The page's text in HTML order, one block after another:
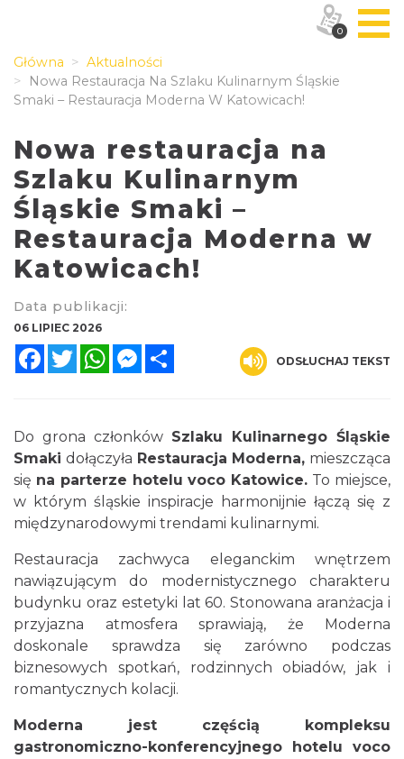
Główna
Aktualności
Nowa Restauracja Na Szlaku Kulinarnym Śląskie
Smaki – Restauracja Moderna W Katowicach!
Nowa restauracja na
Szlaku Kulinarnym
Śląskie Smaki –
Restauracja Moderna w
Katowicach!
Data publikacji:
06 LIPIEC 2026
FacebookTwitterWhatsAppMessenger
ODSŁUCHAJ TEKST
Do grona członkówSzlaku Kulinarnego Śląskie
Smaki dołączyła Restauracja Moderna, mieszcząca
się na parterze hotelu voco Katowice. To miejsce,
w którym śląskie inspiracje harmonijnie łączą się z
międzynarodowymi trendami kulinarnymi.
Restauracja zachwyca eleganckim wnętrzem
nawiązującym do modernistycznego charakteru
budynku oraz estetyki lat 60. Stonowana aranżacja i
przyjazna atmosfera sprawiają, że Moderna
doskonale sprawdza się zarówno podczas
biznesowych spotkań, rodzinnych obiadów, jak i
romantycznych kolacji.
Moderna jest częścią kompleksu
gastronomiczno-konferencyjnego hotelu voco
0